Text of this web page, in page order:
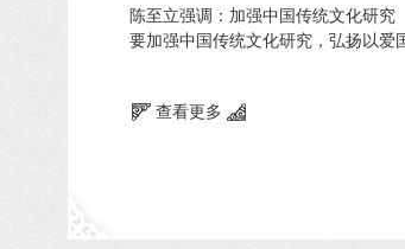
陈至立强调：加强中国传统文化研
要加强中国传统文化研究，弘扬以爱
查看更多